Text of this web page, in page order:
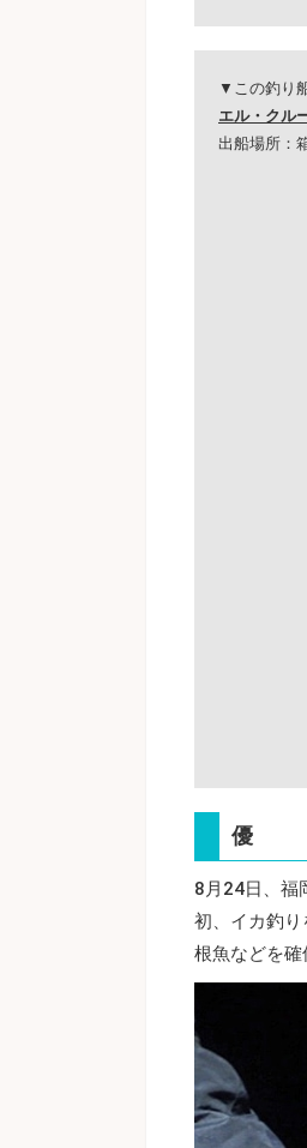
▼この釣り
エル・クル
出船場所：
優
8月24日、福
初、イカ釣り
根魚などを確